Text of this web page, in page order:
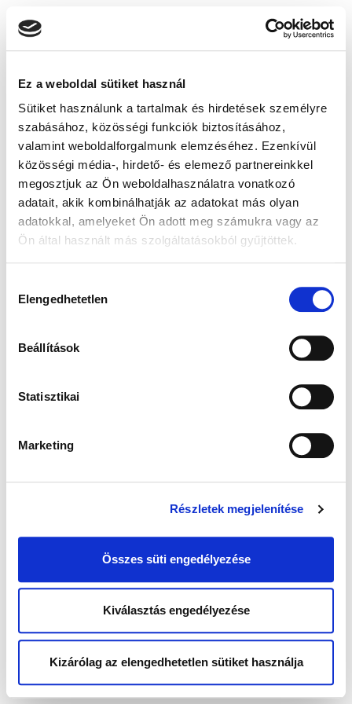
Ez a weboldal sütiket használ
Sütiket használunk a tartalmak és hirdetések személyre
szabásához, közösségi funkciók biztosításához,
valamint weboldalforgalmunk elemzéséhez. Ezenkívül
közösségi média-, hirdető- és elemező partnereinkkel
megosztjuk az Ön weboldalhasználatra vonatkozó
adatait, akik kombinálhatják az adatokat más olyan
adatokkal, amelyeket Ön adott meg számukra vagy az
Ön által használt más szolgáltatásokból gyűjtöttek.
kiválasztása
Elengedhetetlen
Beállítások
Statisztikai
Marketing
Részletek megjelenítése
Összes süti engedélyezése
Kiválasztás engedélyezése
Kizárólag az elengedhetetlen sütiket használja